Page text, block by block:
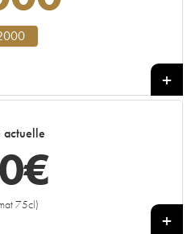
actuelle
€
75cl)
+